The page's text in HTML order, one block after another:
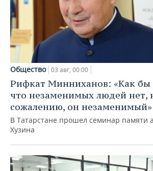
Общество 03 авг, 00:00
Рифкат Минниханов: «Как бы
что незаменимых людей нет,
сожалению, он незаменимый»
В Татарстане прошел семинар памяти
Хузина